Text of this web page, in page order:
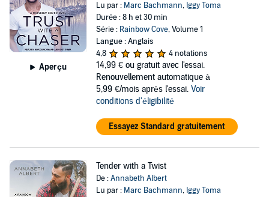
Aperçu
Lu par : Marc Bachmann, Iggy Toma
Durée : 8 h et 30 min
Série : Rainbow Cove, Volume 1
Langue : Anglais
4,8
4 notations
14,99 € ou gratuit avec l'essai.
Renouvellement automatique à
5,99 €/mois après l'essai. Voir
conditions d'éligibilité
Essayez Standard gratuitement
Tender with a Twist
De :Annabeth Albert
Lu par : Marc Bachmann, Iggy Toma